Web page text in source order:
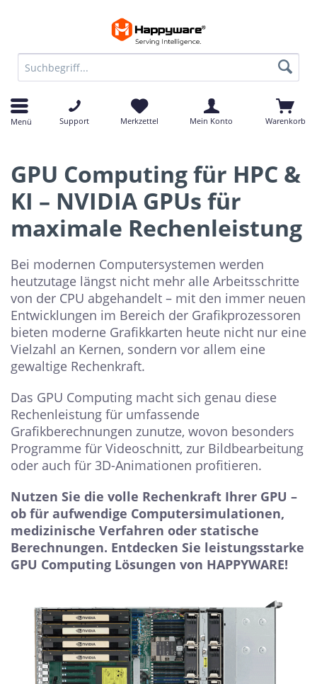
Menü Support Merkzettel Mein Konto Warenkorb
GPU Computing für HPC &
KI – NVIDIA GPUs für
maximale Rechenleistung
Bei modernen Computersystemen werden
heutzutage längst nicht mehr alle Arbeitsschritte
von der CPU abgehandelt – mit den immer neuen
Entwicklungen im Bereich der Grafikprozessoren
bieten moderne Grafikkarten heute nicht nur eine
Vielzahl an Kernen, sondern vor allem eine
gewaltige Rechenkraft.
Das GPU Computing macht sich genau diese
Rechenleistung für umfassende
Grafikberechnungen zunutze, wovon besonders
Programme für Videoschnitt, zur Bildbearbeitung
oder auch für 3D-Animationen profitieren.
Nutzen Sie die volle Rechenkraft Ihrer GPU –
ob für aufwendige Computersimulationen,
medizinische Verfahren oder statische
Berechnungen. Entdecken Sie leistungsstarke
GPU Computing Lösungen von HAPPYWARE!